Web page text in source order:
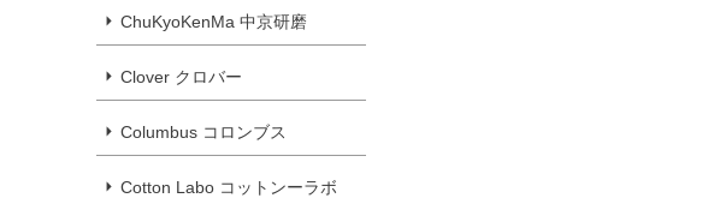
ChuKyoKenMa 中京研磨
Clover クロバー
Columbus コロンブス
Cotton Labo コットンーラボ